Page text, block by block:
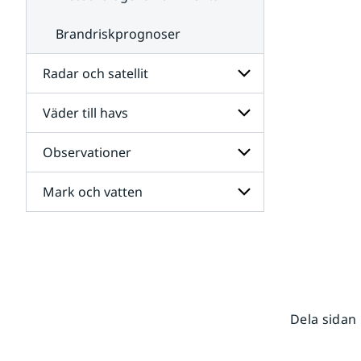
Brandriskprognoser
Radar och satellit
Undersidor
för
Radar
och
satellit
Väder till havs
Undersidor
för
Väder
till
havs
Observationer
Undersidor
för
Mark och vatten
Dela sidan